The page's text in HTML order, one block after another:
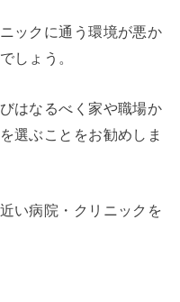
ックに通う環境が悪か
しょう。
はなるべく家や職場か
選ぶことをお勧めしま
い病院・クリニックを